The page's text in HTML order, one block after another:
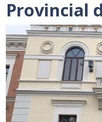
Provincial